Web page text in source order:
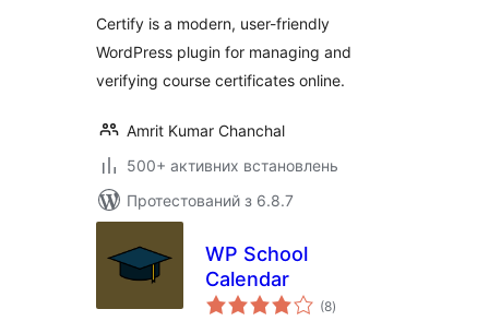
Certify is a modern, user-friendly
WordPress plugin for managing and
verifying course certificates online.
Amrit Kumar Chanchal
500+ активних встановлень
Протестований з 6.8.7
WP School
Calendar
(8загальний
рейтинг
)